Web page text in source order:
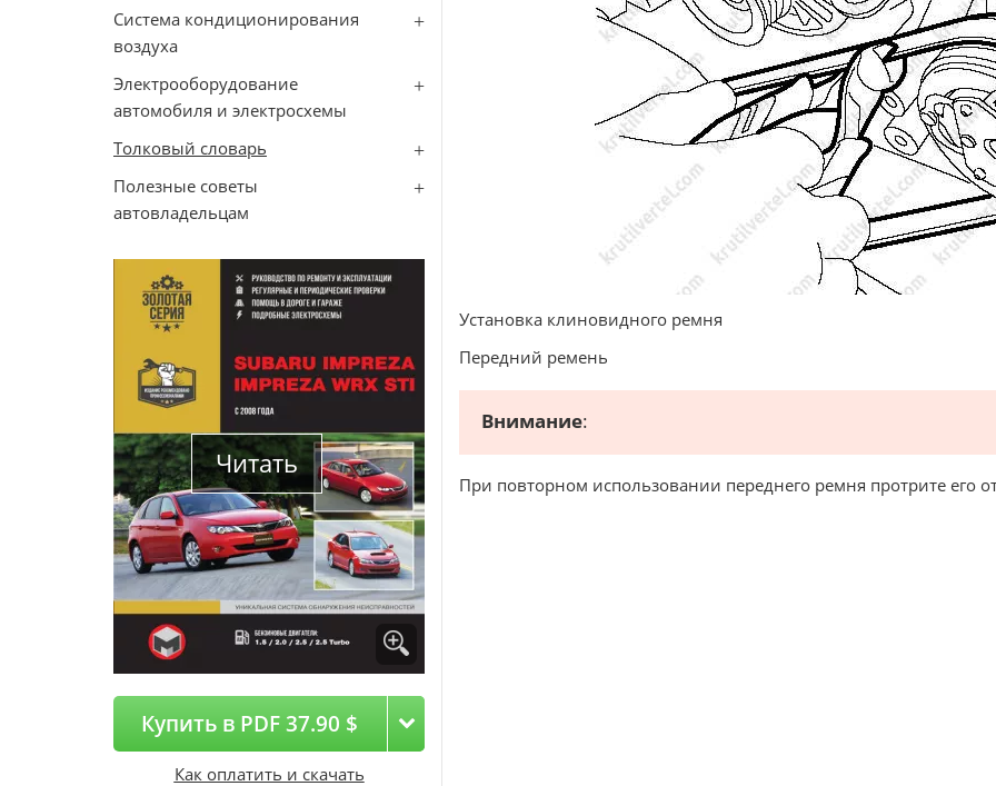
Система кондиционирования
воздуха
Электрооборудование
автомобиля и электросхемы
Толковый словарь
Полезные советы
автовладельцам
Читать
Купить в PDF 37.90 $
Как оплатить и скачать
Установка клиновидного ремня
Передний ремень
Внимание:
При повторном использовании переднего ремня протрите его